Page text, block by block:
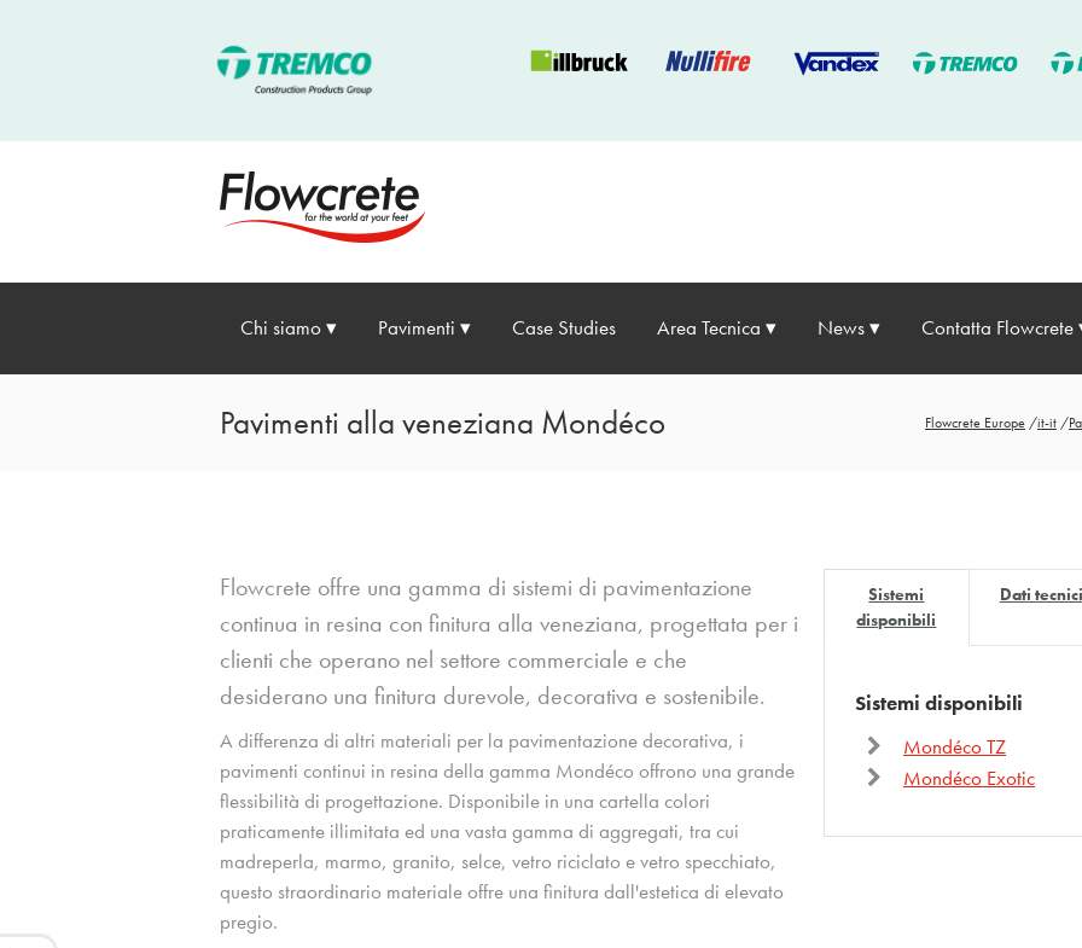
Chi siamo Pavimenti Case Studies Area Tecnica News Contatta Flowcrete
Pavimenti alla veneziana Mondéco Flowcrete Europe /it-it /
Flowcrete offre una gamma di sistemi di pavimentazione
continua in resina con finitura alla veneziana, progettata per i
clienti che operano nel settore commerciale e che
desiderano una finitura durevole, decorativa e sostenibile.
A differenza di altri materiali per la pavimentazione decorativa, i
pavimenti continui in resina della gamma Mondéco offrono una grande
flessibilità di progettazione. Disponibile in una cartella colori
praticamente illimitata ed una vasta gamma di aggregati, tra cui
madreperla, marmo, granito, selce, vetro riciclato e vetro specchiato,
questo straordinario materiale offre una finitura dall'estetica di elevato
pregio.
Sistemi
disponibili
Dati tecnici
Sistemi disponibili
Mondéco TZ
Mondéco Exotic